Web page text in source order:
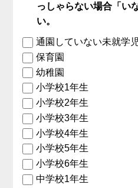
っしゃらない場合「い
い。
通園していない未就学児
保育園
幼稚園
小学校1年生
小学校2年生
小学校3年生
小学校4年生
小学校5年生
小学校6年生
中学校1年生